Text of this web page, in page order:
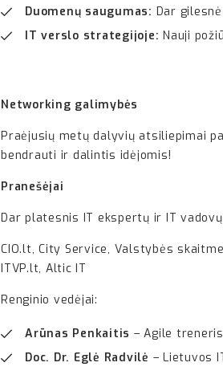
Duomenų saugumas: Dar
IT verslo strategijoje: Nauji
Networking galimybės
Praėjusių metų dalyvių atsiliepimai
bendrauti ir dalintis idėjomis!
Pranešėjai
Dar platesnis IT ekspertų ir IT
CIO.lt, City Service, Valstybės
ITVP.lt, Altic IT
Renginio vedėjai:
Arūnas Penkaitis – Agile
Doc. Dr. Eglė Radvilė – Lietuvos